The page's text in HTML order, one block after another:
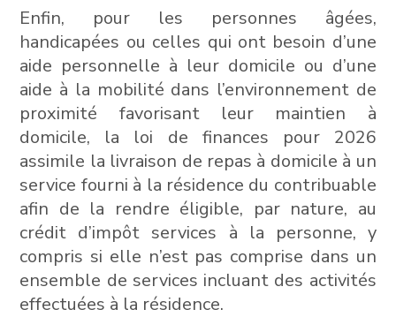
Enfin, pour les personnes âgées,
handicapées ou celles qui ont besoin d’une
aide personnelle à leur domicile ou d’une
aide à la mobilité dans l’environnement de
proximité favorisant leur maintien à
domicile, la loi de finances pour 2026
assimile la livraison de repas à domicile à un
service fourni à la résidence du contribuable
afin de la rendre éligible, par nature, au
crédit d’impôt services à la personne, y
compris si elle n’est pas comprise dans un
ensemble de services incluant des activités
effectuées à la résidence.